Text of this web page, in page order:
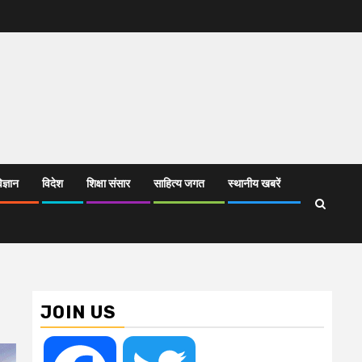
विदेश शिक्षा संसार साहित्य जगत स्थानीय खबरें
JOIN US